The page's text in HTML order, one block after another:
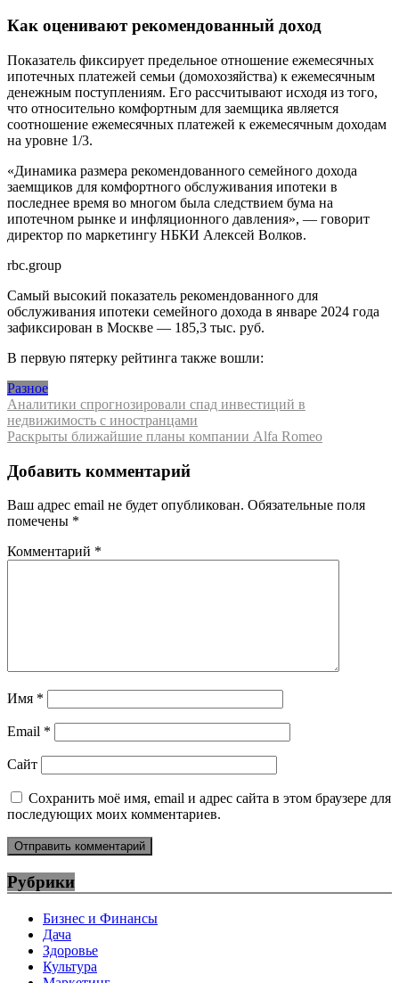
Как оценивают рекомендованный доход
Показатель фиксирует предельное отношение ежемесячных
ипотечных платежей семьи (домохозяйства) к ежемесячным
денежным поступлениям. Его рассчитывают исходя из того,
что относительно комфортным для заемщика является
соотношение ежемесячных платежей к ежемесячным доходам
на уровне 1/3.
«Динамика размера рекомендованного семейного дохода
заемщиков для комфортного обслуживания ипотеки в
последнее время во многом была следствием бума на
ипотечном рынке и инфляционного давления», — говорит
директор по маркетингу НБКИ Алексей Волков.
rbc.group
Самый высокий показатель рекомендованного для
обслуживания ипотеки семейного дохода в январе 2024 года
зафиксирован в Москве — 185,3 тыс. руб.
В первую пятерку рейтинга также вошли:
Разное
Навигация
по
Аналитики спрогнозировали спад инвестиций в
недвижимость с иностранцами
Раскрыты ближайшие планы компании Alfa Romeo
Добавить комментарий
Ваш адрес email не будет опубликован. Обязательные поля
помечены *
Комментарий *
Имя *
Email *
Сайт
Сохранить моё имя, email и адрес сайта в этом браузере для
последующих моих комментариев.
Рубрики
Бизнес и Финансы
Дача
Здоровье
Культура